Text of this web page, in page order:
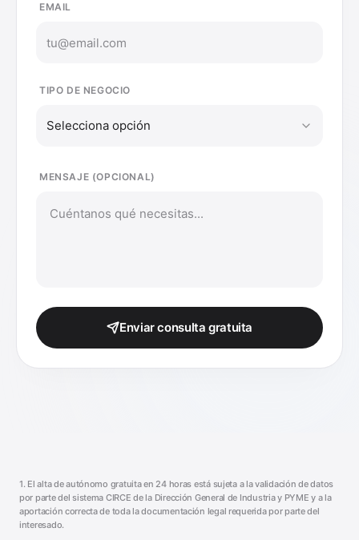
EMAIL
TIPO DE NEGOCIO
Selecciona opción
MENSAJE (OPCIONAL)
Enviar consulta gratuita
1. El alta de autónomo gratuita en 24 horas está sujeta a la validación de datos
por parte del sistema CIRCE de la Dirección General de Industria y PYME y a la
aportación correcta de toda la documentación legal requerida por parte del
interesado.